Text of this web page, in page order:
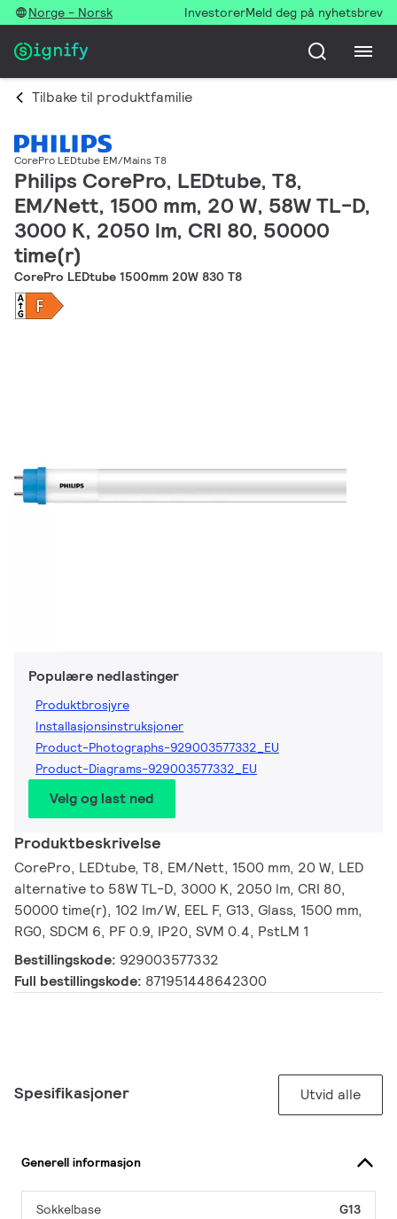
Norge - Norsk InvestorerMeld deg på nyhetsbrev
Tilbake til produktfamilie
CorePro LEDtube EM/Mains T8
Philips CorePro, LEDtube, T8,
EM/Nett, 1500 mm, 20 W, 58W TL-D,
3000 K, 2050 lm, CRI 80, 50000
time(r)
CorePro LEDtube 1500mm 20W 830 T8
Populære nedlastinger
Produktbrosjyre
Installasjonsinstruksjoner
Product-Photographs-929003577332_EU
Product-Diagrams-929003577332_EU
Velg og last ned
Produktbeskrivelse
CorePro, LEDtube, T8, EM/Nett, 1500 mm, 20 W, LED
alternative to 58W TL-D, 3000 K, 2050 lm, CRI 80,
50000 time(r), 102 lm/W, EEL F, G13, Glass, 1500 mm,
RG0, SDCM 6, PF 0.9, IP20, SVM 0.4, PstLM 1
Bestillingskode: 929003577332
Full bestillingskode: 871951448642300
Spesifikasjoner Utvid alle
Generell informasjon
Sokkelbase G13